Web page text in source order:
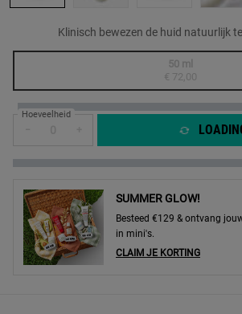
Klinisch bewezen de huid natuurlijk
Geselecteerd
De
50 ml
€ 72,00
, 1 of 1
Hoeveelheid
SUMMER GLOW!
Besteed €129 & ontvang
in mini's.
CLAIM JE KORTING